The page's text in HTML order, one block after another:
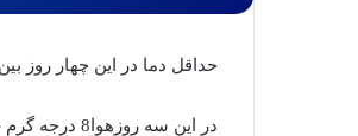
حداقل دما در این چهار روز بین0تا10- درجه و حداکثر دما در این چهار روز بین 3 تا 10 درجه خواهد بود.
در این سه روزهوا8 درجه گرم خواهد شد.